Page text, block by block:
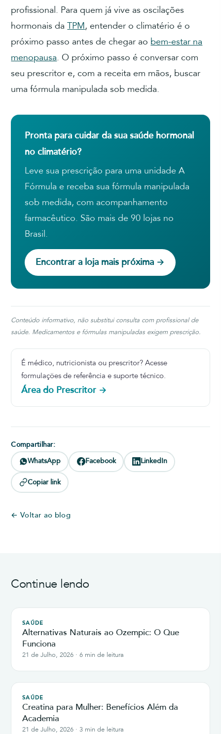
profissional. Para quem já vive as oscilações
hormonais daTPM, entender o climatério é o
próximo passo antes de chegar ao bem-estar na
menopausa. O próximo passo é conversar com
seu prescritor e, com a receita em mãos, buscar
uma fórmula manipulada sob medida.
Pronta para cuidar da sua saúde hormonal
no climatério?
Leve sua prescrição para uma unidade A
Fórmula e receba sua fórmula manipulada
sob medida, com acompanhamento
farmacêutico. São mais de 90 lojas no
Brasil.
Encontrar a loja mais próxima →
Conteúdo informativo, não substitui consulta com profissional de
saúde. Medicamentos e fórmulas manipuladas exigem prescrição.
É médico, nutricionista ou prescritor? Acesse
formulações de referência e suporte técnico.
Área do Prescritor →
Compartilhar:
WhatsApp Facebook LinkedIn
Copiar link
← Voltar ao blog
Continue lendo
SAÚDE
Alternativas Naturais ao Ozempic: O Que
Funciona
21 de Julho, 2026 · 6 min de leitura
SAÚDE
Creatina para Mulher: Benefícios Além da
Academia
21 de Julho, 2026 · 3 min de leitura